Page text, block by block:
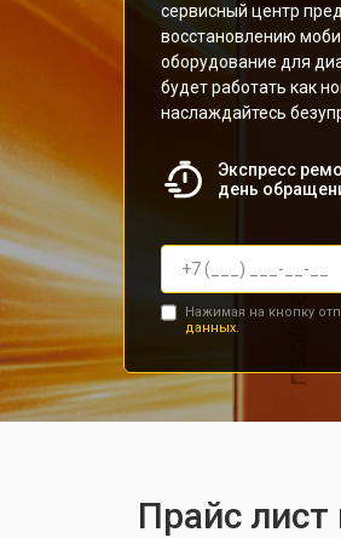
сервисный центр
восстановлению
оборудование для
будет работать как
наслаждайтесь
Экспресс
день
Нажимая на кнопку
данных.
Прайс